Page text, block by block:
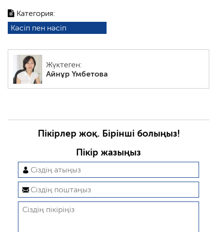
Категория:
Кәсіп пен нәсіп
Жүктеген:
Айнұр Үмбетова
Пікірлер жоқ. Бірінші болыңыз!
Пікір жазыңыз